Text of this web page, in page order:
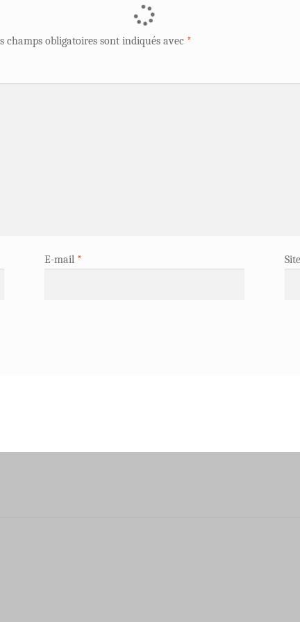
champs obligatoires sont indiqués avec *
E-mail *